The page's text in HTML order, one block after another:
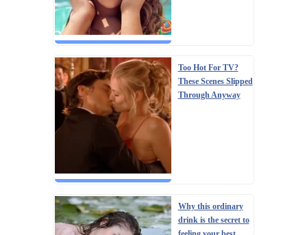
Too Hot For TV?
These Scenes Slipped
Through Anyway
Why this ordinary
drink is the secret to